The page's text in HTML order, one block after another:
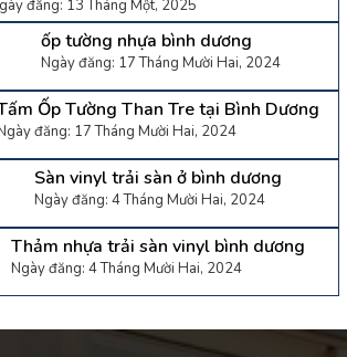
đăng: 13 Tháng Một, 2025
ốp tường nhựa bình dương
Ngày đăng: 17 Tháng Mười Hai, 2024
Ốp Tường Than Tre tại Bình Dương
đăng: 17 Tháng Mười Hai, 2024
Sàn vinyl trải sàn ở bình dương
Ngày đăng: 4 Tháng Mười Hai, 2024
Thảm nhựa trải sàn vinyl bình dương
Ngày đăng: 4 Tháng Mười Hai, 2024